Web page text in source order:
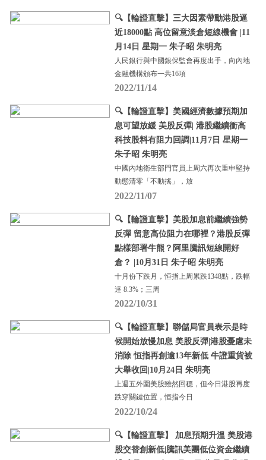
🔍【輪證直擊】三大因素帶動港股逼
近18000點 高位留意淡倉短線機會 |11
月14日 星期一 朱子昭 朱明亮
人民銀行與中國銀保監會再度出手，向內地
金融機構頒布一共16項
2022/11/14
🔍【輪證直擊】美國經濟數據預期加
息可望放緩 美股反彈| 港股繼續衝高
科技股料有阻力回調|11月7日 星期一
朱子昭 朱明亮
中國內地衛生部門官員上周六再次重申堅持
動態清零「不動搖」，放
2022/11/07
🔍【輪證直擊】美股加息前繼續強勢
反彈 留意高位阻力在哪裡？港股反彈
點樣部署牛熊？阿里騰訊短線開好
倉？ |10月31日 朱子昭 朱明亮
十月份下跌月，恒指上周累跌1348點，跌幅
達 8.3%；三周
2022/10/31
🔍【輪證直擊】聯儲局官員表示是時
候開始放慢加息 美股反彈|港股憂慮未
消除 恒指再創逾13年新低 牛證重貨被
大舉收回|10月24日 朱明亮
上週五外圍美股雖然回穩，但今日港股再度
跌穿關鍵位置，恒指今日
2022/10/24
🔍【輪證直擊】 加息預期升溫 美股港
股交替創新低|騰訊美團低位資金繼續